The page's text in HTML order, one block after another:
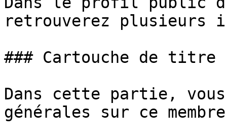
retrouverez plusieurs
### Cartouche de titre
Dans cette partie,
générales sur ce